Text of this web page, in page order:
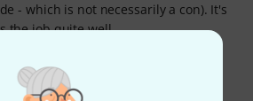
- which is not necessarily a con). It's
the job quite well.
ANMÄL RECENSION